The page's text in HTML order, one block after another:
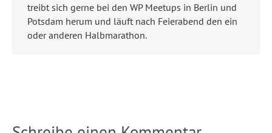
treibt sich gerne bei den WP Meetups in Berlin und
Potsdam herum und läuft nach Feierabend den ein
oder anderen Halbmarathon.